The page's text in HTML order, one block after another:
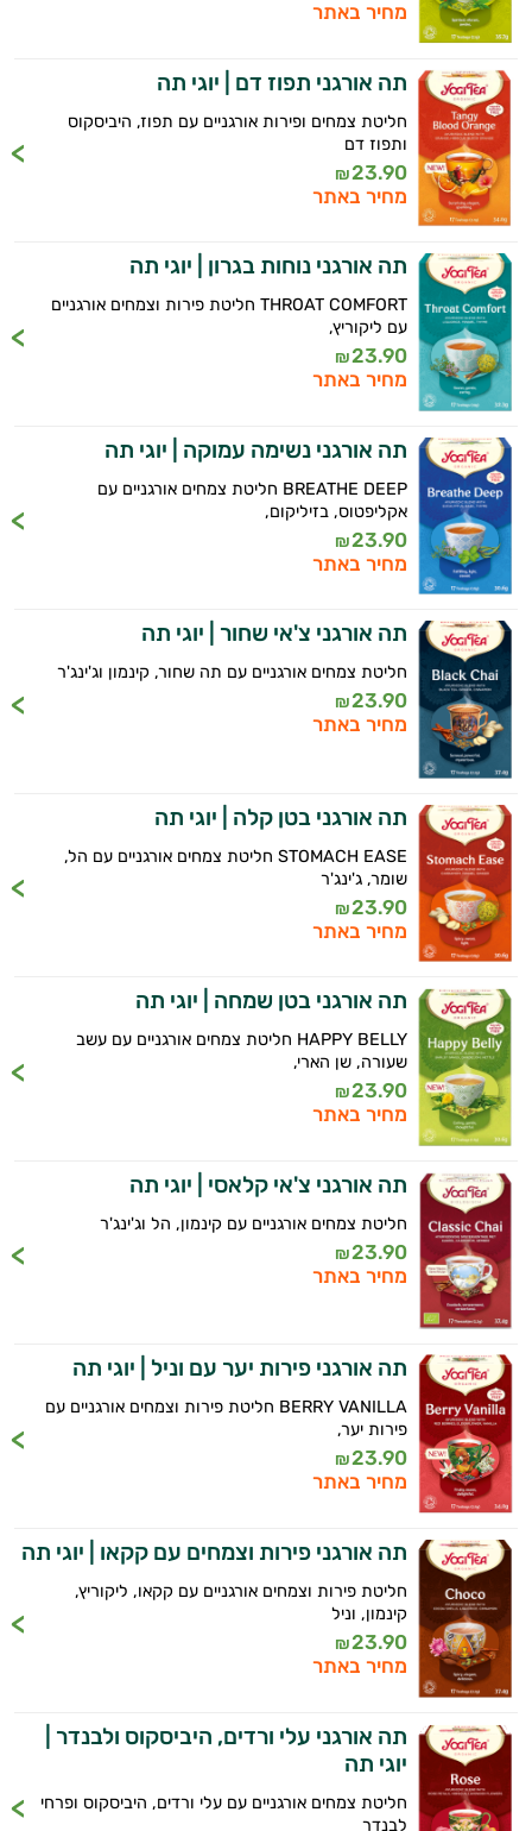
מחיר באתר
תה אורגני תפוז דם | יוגי תה
חליטת צמחים ופירות אורגניים עם תפוז, היביסקוס
ותפוז דם
23.90
₪
מחיר באתר
תה אורגני נוחות בגרון | יוגי תה
THROAT COMFORT חליטת פירות וצמחים אורגניים
עם ליקוריץ,
23.90
₪
מחיר באתר
תה אורגני נשימה עמוקה | יוגי תה
BREATHE DEEP חליטת צמחים אורגניים עם
אקליפטוס, בזיליקום,
23.90
₪
מחיר באתר
תה אורגני צ'אי שחור | יוגי תה
חליטת צמחים אורגניים עם תה שחור, קינמון וג'ינג'ר
23.90
₪
מחיר באתר
תה אורגני בטן קלה | יוגי תה
STOMACH EASE חליטת צמחים אורגניים עם הל,
שומר, ג'ינג'ר
23.90
₪
מחיר באתר
תה אורגני בטן שמחה | יוגי תה
HAPPY BELLY חליטת צמחים אורגניים עם עשב
שעורה, שן הארי,
23.90
₪
מחיר באתר
תה אורגני צ'אי קלאסי | יוגי תה
חליטת צמחים אורגניים עם קינמון, הל וג'ינג'ר
23.90
₪
מחיר באתר
תה אורגני פירות יער עם וניל | יוגי תה
BERRY VANILLA חליטת פירות וצמחים אורגניים עם
פירות יער,
23.90
₪
מחיר באתר
תה אורגני פירות וצמחים עם קקאו | יוגי תה
חליטת פירות וצמחים אורגניים עם קקאו, ליקוריץ,
קינמון, וניל
23.90
₪
מחיר באתר
תה אורגני עלי ורדים, היביסקוס ולבנדר |
יוגי תה
חליטת צמחים אורגניים עם עלי ורדים, היביסקוס ופרחי
לבנדר
התשובות שלי מבוססות על מאגרי מידע קליניים
וספרות מקצועית בתחומי הרפואה הטבעית
ותזונת הספורט.
אני כאן כדי לעזור לך להתאים את תוספי
התזונה ומוצרי הבריאות המדויקים למטרות
ולמצב הגופני שלך, ולהסביר לך אילו רכיבים
עובדים יחד כדי למקסם תוצאות גם בחיי היום
יום וגם בתחום הכושר והספורט.
המטרה שלי היא להתאים עבורך המלצות
אישיות מבוססות מדעית.
זה הזמן להתחיל. איך אוכל לעזור?